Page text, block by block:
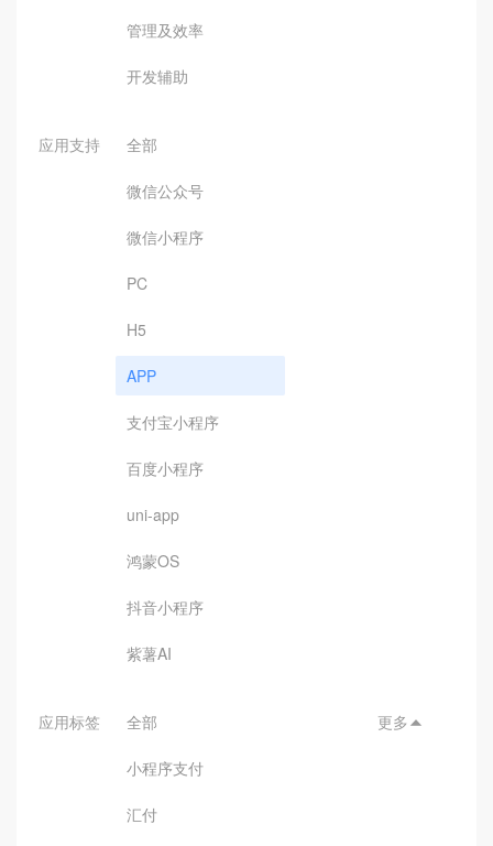
管理及效率
开发辅助
应用支持 全部
微信公众号
微信小程序
PC
H5
APP
支付宝小程序
百度小程序
uni-app
鸿蒙OS
抖音小程序
紫薯AI
应用标签 全部
小程序支付
汇付
更多 